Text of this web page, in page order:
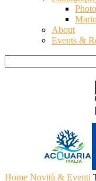
About
Events &
Home Novità & Eventi